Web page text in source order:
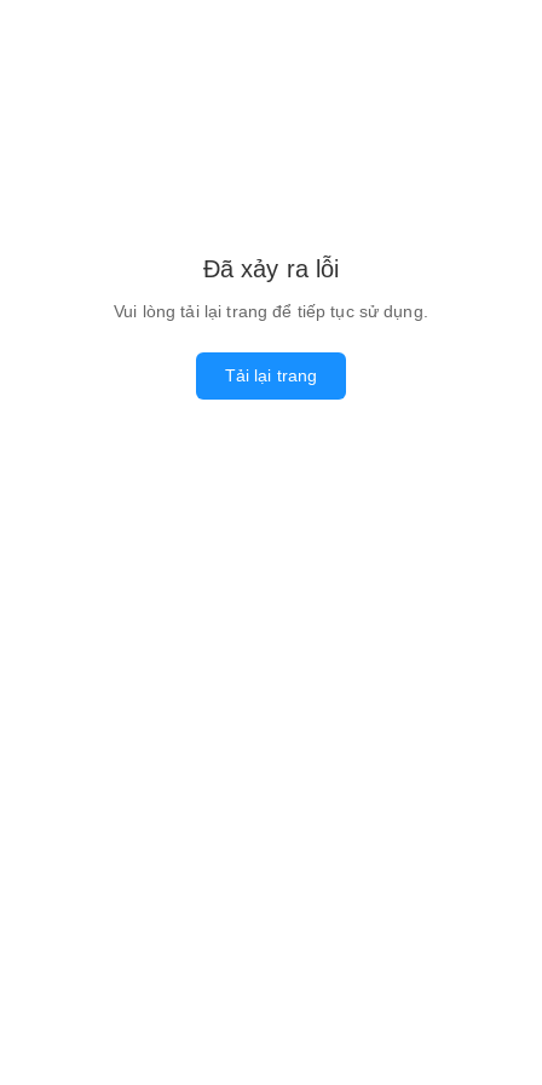
Đã xảy ra lỗi
Vui lòng tải lại trang để tiếp tục sử dụng.
Tải lại trang